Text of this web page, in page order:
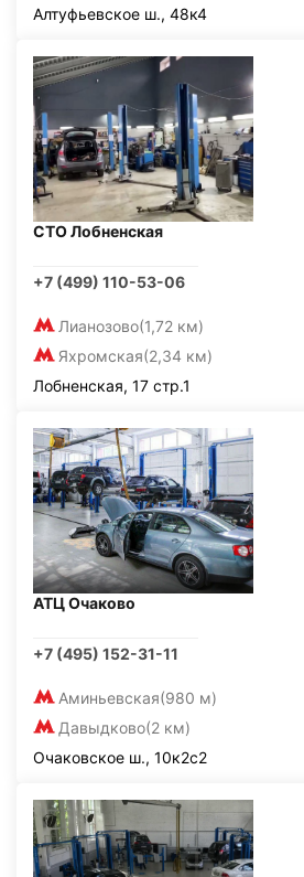
Алтуфьевское ш., 48к4
СТО Лобненская
+7 (499) 110-53-06
Лианозово(1,72 км)
Яхромская(2,34 км)
Лобненская, 17 стр.1
АТЦ Очаково
+7 (495) 152-31-11
Аминьевская(980 м)
Давыдково(2 км)
Очаковское ш., 10к2с2